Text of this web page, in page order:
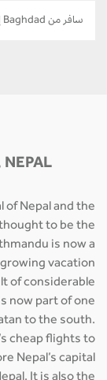
سافر من Baghdad إلى Thiruvananthapuram
NEPAL
of Nepal and the
thought to be the
is now a
growing vacation
of considerable
is now part of one
to the south.
cheap flights to
Nepal’s capital!
It is also the